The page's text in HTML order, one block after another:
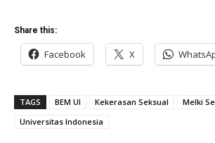
Share this:
Facebook X
TAGS BEM UI Kekerasan Seksual
Melki
Universitas Indonesia